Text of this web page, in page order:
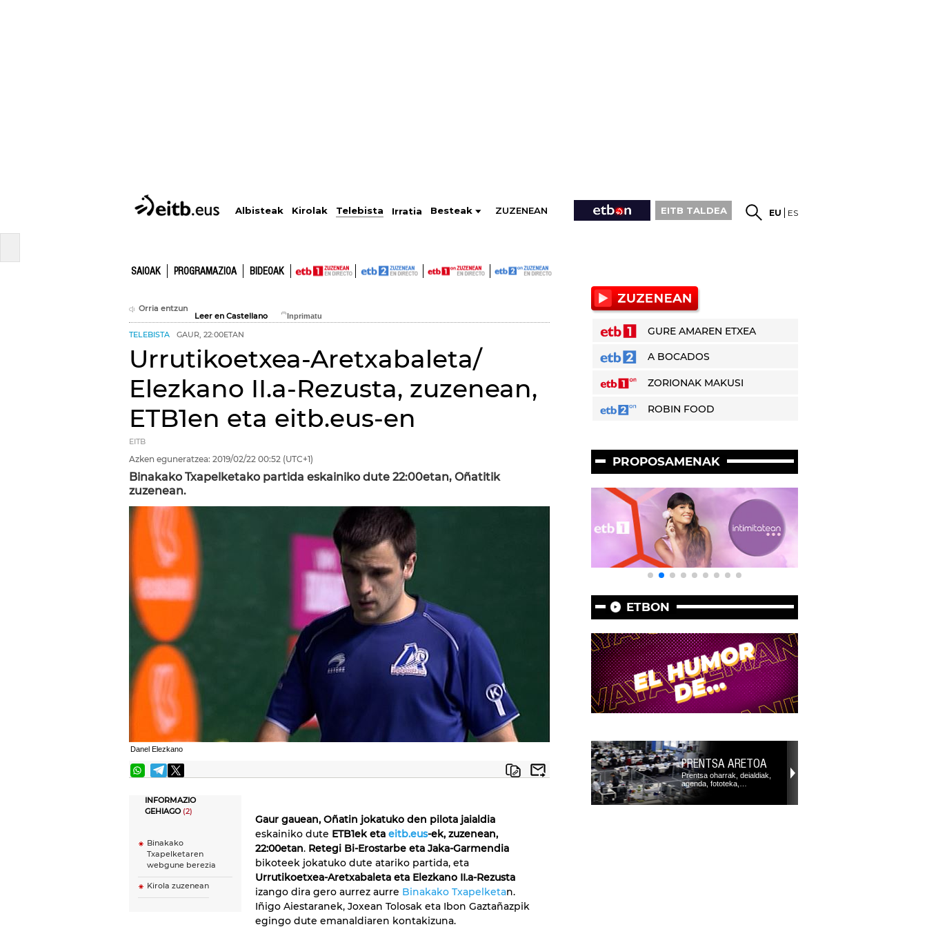
Albisteak Kirolak Telebista Irratia Besteak ZUZENEAN EITB TALDEA EU ES
SAIOAK PROGRAMAZIOA BIDEOAK
Orria entzun
Leer en Castellano
TELEBISTA GAUR, 22:00ETAN
Urrutikoetxea-Aretxabaleta/
Elezkano II.a-Rezusta, zuzenean,
ETB1en eta eitb.eus-en
EITB
Azken eguneratzea: 2019/02/22 00:52 (UTC+1)
Binakako Txapelketako partida eskainiko dute 22:00etan, Oñatitik
zuzenean.
Danel Elezkano
INFORMAZIO
GEHIAGO(2)
Binakako
Txapelketaren
webgune berezia
Kirola zuzenean
Gaur gauean, Oñatin jokatuko den pilota jaialdia
eskainiko dute ETB1ek eta eitb.eus-ek, zuzenean,
22:00etan. Retegi Bi-Erostarbe eta Jaka-Garmendia
bikoteek jokatuko dute atariko partida, eta
Urrutikoetxea-Aretxabaleta eta Elezkano II.a-Rezusta
izango dira gero aurrez aurre Binakako Txapelketan.
Iñigo Aiestaranek, Joxean Tolosak eta Ibon Gaztañazpik
egingo dute emanaldiaren kontakizuna.
GURE AMAREN ETXEA
A BOCADOS
ZORIONAK MAKUSI
ROBIN FOOD
PROPOSAMENAK
ETBON
PRENTSA ARETOA
Prentsa oharrak, deialdiak,
agenda, fototeka,…